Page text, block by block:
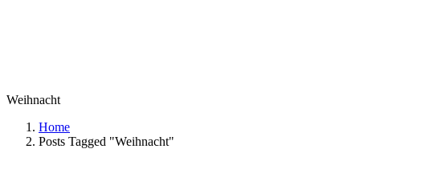
Weihnacht
Home
Posts Tagged "Weihnacht"